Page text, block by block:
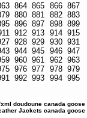
864 865 866 867
880 881 882 883
896 897 898 899
912 913 914 915
928 929 930 931
944 945 946 947
960 961 962 963
976 977 978 979
992 993 994 995
doudoune canada goose
Jackets canada goose